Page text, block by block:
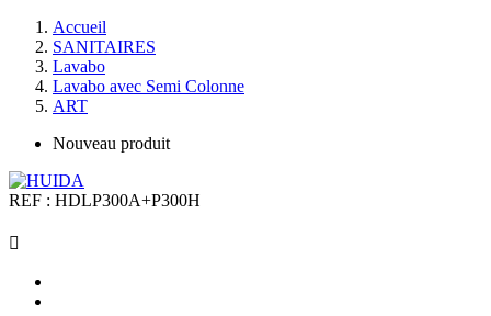
Accueil
SANITAIRES
Lavabo
Lavabo avec Semi Colonne
ART
Nouveau produit
REF : HDLP300A+P300H
